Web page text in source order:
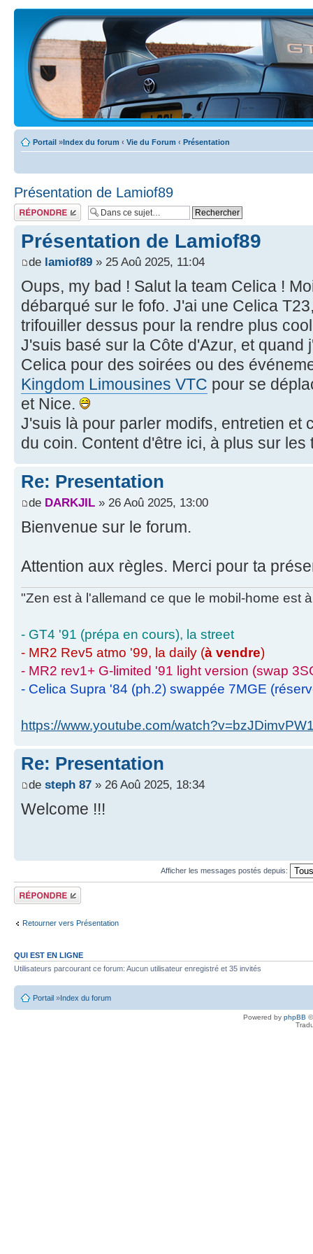
Portail »Index du forum ‹ Vie du Forum ‹ Présentation
Présentation de Lamiof89
Écrire un
commentaire
Présentation de Lamiof89
de lamiof89 » 25 Aoû 2025, 11:04
Oups, my bad ! Salut la team Celica !
débarqué sur le fofo. J'ai une Celica
trifouiller dessus pour la rendre plus
J'suis basé sur la Côte d'Azur, et quand
Celica pour des soirées ou des
Kingdom Limousines VTC pour se
et Nice.
J'suis là pour parler modifs, entretien et
du coin. Content d'être ici, à plus sur les
Re: Presentation
de DARKJIL » 26 Aoû 2025, 13:00
Bienvenue sur le forum.
Attention aux règles. Merci pour ta
"Zen est à l'allemand ce que le mobil-home est
- GT4 '91 (prépa en cours), la street
- MR2 Rev5 atmo '99, la daily (à vendre)
- MR2 rev1+ G-limited '91 light version (swap
- Celica Supra '84 (ph.2) swappée 7MGE
https://www.youtube.com/
Re: Presentation
de steph 87 » 26 Aoû 2025, 18:34
Welcome !!!
Afficher les messages postés depuis:
Écrire un
commentaire
Retourner vers Présentation
QUI EST EN LIGNE
Utilisateurs parcourant ce forum: Aucun utilisateur enregistré et 35 invités
Portail »Index du forum
Powered by phpBB